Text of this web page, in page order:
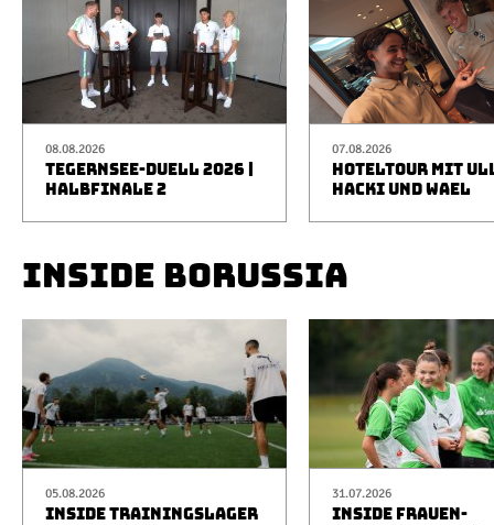
08.08.2026
TEGERNSEE-DUELL 2026 |
HALBFINALE 2
07.08.2026
HOTELTOUR MIT
HACKI UND WAEL
INSIDE BORUSSIA
05.08.2026
INSIDE TRAININGSLAGER
31.07.2026
INSIDE FRAUEN-